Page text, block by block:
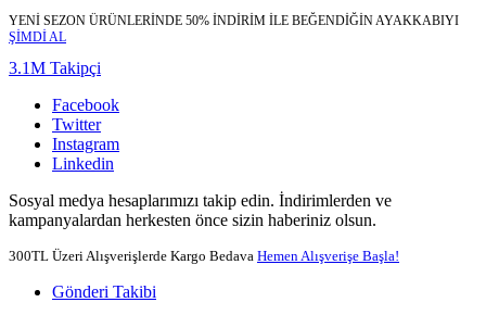
YENİ SEZON ÜRÜNLERİNDE 50% İNDİRİM İLE BEĞENDİĞİN AYAKKABIYI
ŞİMDİ AL
3.1M Takipçi
Facebook
Twitter
Instagram
Linkedin
Sosyal medya hesaplarımızı takip edin. İndirimlerden ve
kampanyalardan herkesten önce sizin haberiniz olsun.
300TL Üzeri Alışverişlerde Kargo Bedava Hemen Alışverişe Başla!
Gönderi Takibi